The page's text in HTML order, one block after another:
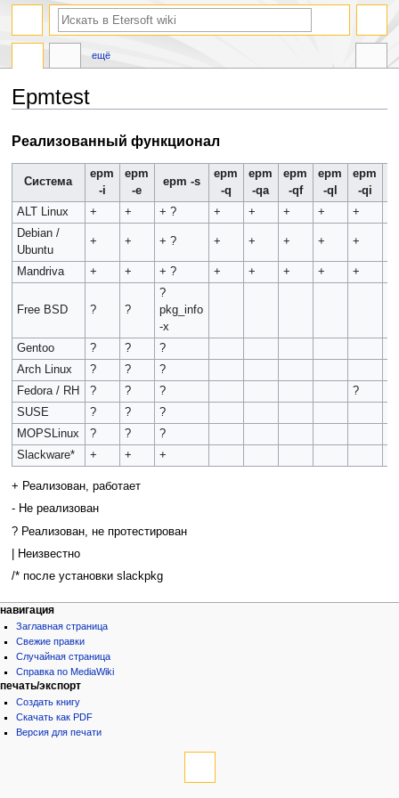
Epmtest
к
навигации
к
поиску
Реализованный функционал
Система
epm
-i
epm
-e
epm -s
epm
-q
epm
-qa
epm
-qf
epm
-ql
epm
-qi
ALT Linux
+ + + ? + + + + +
Debian /
Ubuntu
+ + + ? + + + + +
Mandriva + + + ? + + + + +
Free BSD ? ?
?
pkg_info
-x
Gentoo
? ?
?
Arch Linux
? ?
?
Fedora / RH
? ? ?
?
SUSE
? ?
?
MOPSLinux
? ?
?
Slackware*
+ + +
+ Реализован, работает
- Не реализован
? Реализован, не протестирован
| Неизвестно
/* после установки slackpkg
ещё
навигация
Заглавная страница
Свежие правки
Случайная страница
Справка по MediaWiki
печать/экспорт
Создать книгу
Скачать как PDF
Версия для печати